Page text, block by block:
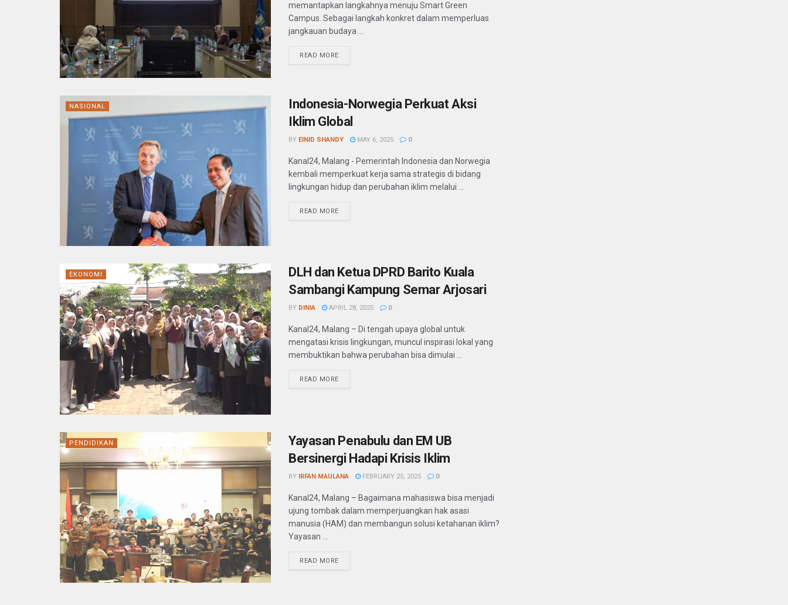
memantapkan langkahnya menuju Smart Green
Campus. Sebagai langkah konkret dalam memperluas
jangkauan budaya ...
READ MORE
NASIONAL
Indonesia-Norwegia Perkuat Aksi
Iklim Global
BY EINID SHANDY MAY 6, 2025 0
Kanal24, Malang - Pemerintah Indonesia dan Norwegia
kembali memperkuat kerja sama strategis di bidang
lingkungan hidup dan perubahan iklim melalui ...
READ MORE
EKONOMI
DLH dan Ketua DPRD Barito Kuala
Sambangi Kampung Semar Arjosari
BY DINIA APRIL 28, 2025 0
Kanal24, Malang – Di tengah upaya global untuk
mengatasi krisis lingkungan, muncul inspirasi lokal yang
membuktikan bahwa perubahan bisa dimulai ...
READ MORE
PENDIDIKAN
Yayasan Penabulu dan EM UB
Bersinergi Hadapi Krisis Iklim
BY IRFAN MAULANA FEBRUARY 25, 2025 0
Kanal24, Malang – Bagaimana mahasiswa bisa menjadi
ujung tombak dalam memperjuangkan hak asasi
manusia (HAM) dan membangun solusi ketahanan iklim?
Yayasan ...
READ MORE